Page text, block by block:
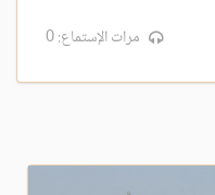
مرات الإستماع: 0